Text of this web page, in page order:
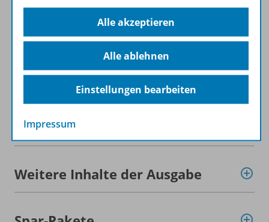
Informationen
Beschreibung
Weitere Inhalte der Ausgabe
Alle akzeptieren
Alle ablehnen
Einstellungen bearbeiten
Impressum